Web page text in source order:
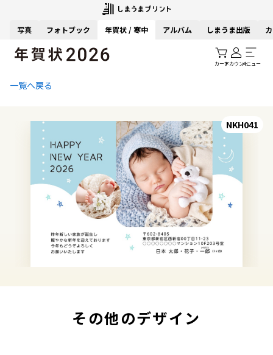
写真 フォトブック 年賀状 / 寒中 アルバム しまうま出版
カートアカウントメニュー
一覧へ戻る
NKH041
その他のデザイン